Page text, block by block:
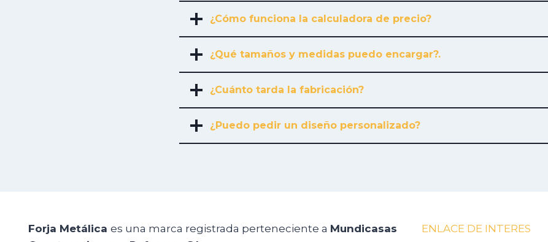
¿Cómo funciona la calculadora de precio?
¿Qué tamaños y medidas puedo encargar?.
¿Cuánto tarda la fabricación?
¿Puedo pedir un diseño personalizado?
Forja Metálica es una marca registrada perteneciente a Mundicasas
ENLACE DE INTERES